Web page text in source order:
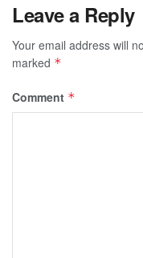
Leave a Reply
Your email address will
marked *
Comment *